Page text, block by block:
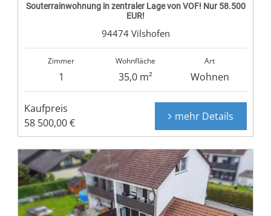
Souterrainwohnung in zentraler Lage von VOF! Nur 58.500
EUR!
94474 Vilshofen
Zimmer
1
Wohnfläche
35,0 m²
Art
Wohnen
Kaufpreis
58 500,00 €
mehr Details